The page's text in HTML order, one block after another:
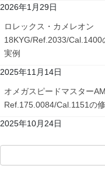
2026年1月29日
ロレックス・カメレオン
18KYG/Ref.2033/Cal.1400
実例
2025年11月14日
オメガスピードマスター
Ref.175.0084/Cal.1151の
2025年10月24日